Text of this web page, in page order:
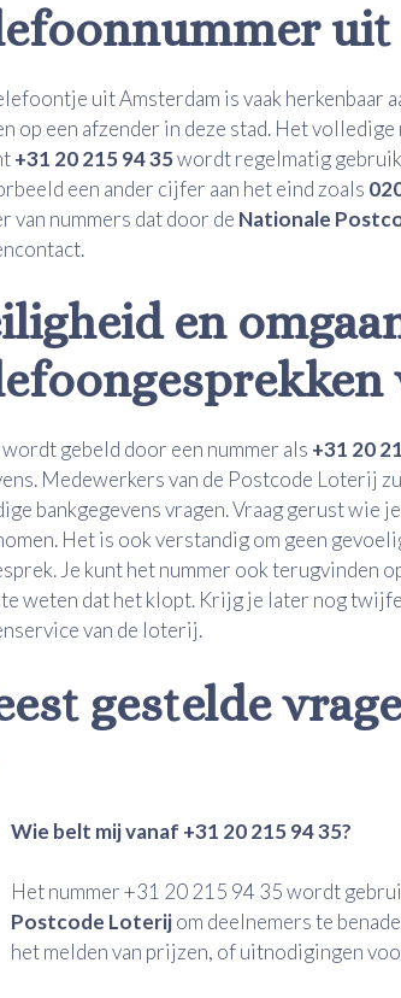
uit Amsterdam is vaak herkenbaar
op een afzender in deze stad. Het volledige
+31 20 215 94 35wordt regelmatig
een ander cijfer aan het eind zoals
van nummers dat door de Nationale
en
gebeld door een nummer als +31 20
Medewerkers van de Postcode Loterij
bankgegevens vragen. Vraag gerust wie
Het is ook verstandig om geen
Je kunt het nummer ook terugvinden
weten dat het klopt. Krijg je later nog
van de loterij.
gestelde
Wie belt mij vanaf +31 20 215 94 35?
Het nummer +31 20 215 94 35 wordt
Postcode Loterijom deelnemers te
het melden van prijzen, of uitnodigingen